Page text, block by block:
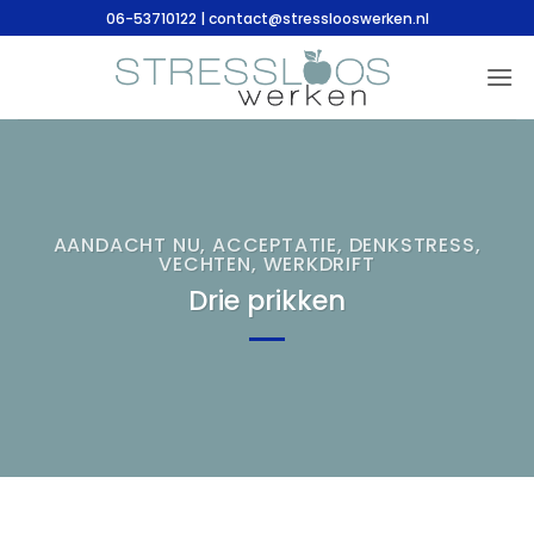
naar
06-53710122 | contact@stresslooswerken.nl
AANDACHT NU, ACCEPTATIE, DENKSTRESS,
VECHTEN, WERKDRIFT
Drie prikken